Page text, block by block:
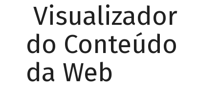
Visualizador
do Conteúdo
da Web